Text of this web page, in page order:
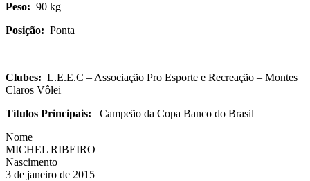
Peso: 90 kg
Posição: Ponta
Clubes: L.E.E.C – Associação Pro Esporte e Recreação – Montes
Claros Vôlei
Títulos Principais: Campeão da Copa Banco do Brasil
Nome
MICHEL RIBEIRO
Nascimento
3 de janeiro de 2015